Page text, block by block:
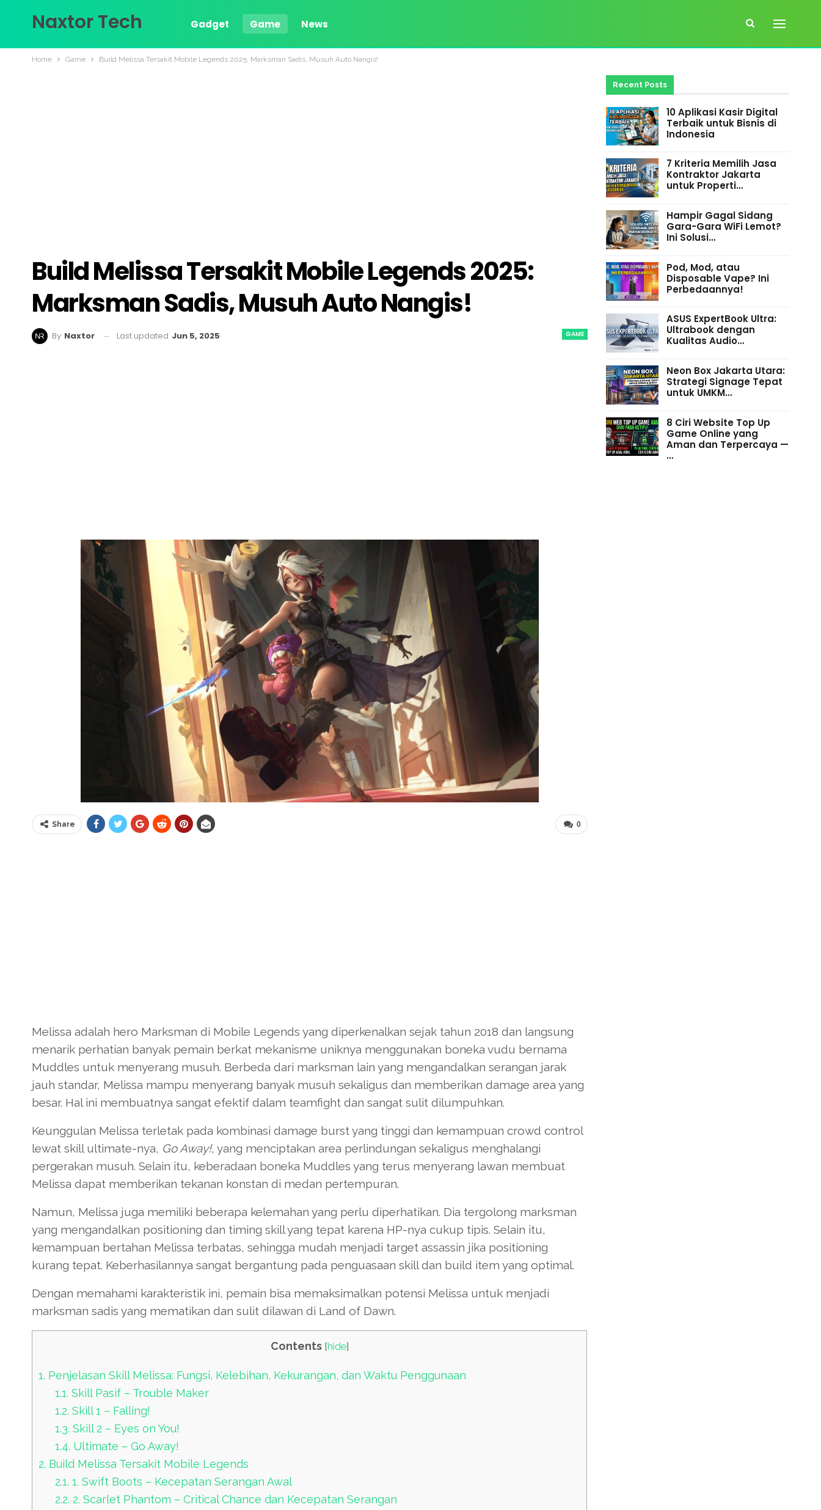
Naxtor Tech Gadget Game News
Home Game Build Melissa Tersakit Mobile Legends 2025: Marksman Sadis, Musuh Auto Nangis!
Build Melissa Tersakit Mobile Legends 2025:
Marksman Sadis, Musuh Auto Nangis!
GAME
By Naxtor Last updated Jun 5, 2025
0
Share
Melissa adalah hero Marksman di Mobile Legends yang diperkenalkan sejak tahun 2018 dan langsung
menarik perhatian banyak pemain berkat mekanisme uniknya menggunakan boneka vudu bernama
Muddles untuk menyerang musuh. Berbeda dari marksman lain yang mengandalkan serangan jarak
jauh standar, Melissa mampu menyerang banyak musuh sekaligus dan memberikan damage area yang
besar. Hal ini membuatnya sangat efektif dalam teamfight dan sangat sulit dilumpuhkan.
Keunggulan Melissa terletak pada kombinasi damage burst yang tinggi dan kemampuan crowd control
lewat skill ultimate-nya, Go Away!, yang menciptakan area perlindungan sekaligus menghalangi
pergerakan musuh. Selain itu, keberadaan boneka Muddles yang terus menyerang lawan membuat
Melissa dapat memberikan tekanan konstan di medan pertempuran.
Namun, Melissa juga memiliki beberapa kelemahan yang perlu diperhatikan. Dia tergolong marksman
yang mengandalkan positioning dan timing skill yang tepat karena HP-nya cukup tipis. Selain itu,
kemampuan bertahan Melissa terbatas, sehingga mudah menjadi target assassin jika positioning
kurang tepat. Keberhasilannya sangat bergantung pada penguasaan skill dan build item yang optimal.
Dengan memahami karakteristik ini, pemain bisa memaksimalkan potensi Melissa untuk menjadi
marksman sadis yang mematikan dan sulit dilawan di Land of Dawn.
Contents [hide]
1. Penjelasan Skill Melissa: Fungsi, Kelebihan, Kekurangan, dan Waktu Penggunaan
1.1. Skill Pasif – Trouble Maker
1.2. Skill 1 – Falling!
1.3. Skill 2 – Eyes on You!
1.4. Ultimate – Go Away!
2. Build Melissa Tersakit Mobile Legends
2.1. 1. Swift Boots – Kecepatan Serangan Awal
2.2. 2. Scarlet Phantom – Critical Chance dan Kecepatan Serangan
Recent Posts
10 Aplikasi Kasir Digital
Terbaik untuk Bisnis di
Indonesia
7 Kriteria Memilih Jasa
Kontraktor Jakarta
untuk Properti…
Hampir Gagal Sidang
Gara-Gara WiFi Lemot?
Ini Solusi…
Pod, Mod, atau
Disposable Vape? Ini
Perbedaannya!
ASUS ExpertBook Ultra:
Ultrabook dengan
Kualitas Audio…
Neon Box Jakarta Utara:
Strategi Signage Tepat
untuk UMKM…
8 Ciri Website Top Up
Game Online yang
Aman dan Terpercaya —
…